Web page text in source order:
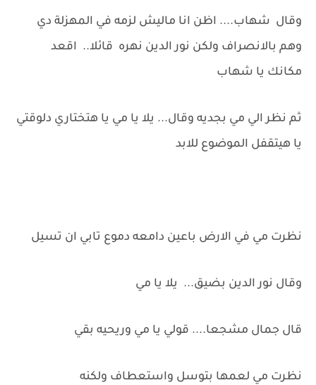
وقال شهاب.... اظن انا ماليش لزمه في المهزلة دي
وهم بالانصراف ولكن نور الدين نهره قائلا.. اقعد
مكانك يا شهاب
ثم نظر الي مي بجديه وقال... يلا يا مي يا هتختاري دلوقتي
يا هيتقفل الموضوع للابد
نظرت مي في الارض باعين دامعه دموع تابي ان تسيل
وقال نور الدين بضيق... يلا يا مي
قال جمال مشجعا.... قولي يا مي وريحيه بقي
نظرت مي لعمها بتوسل واستعطاف ولكنه